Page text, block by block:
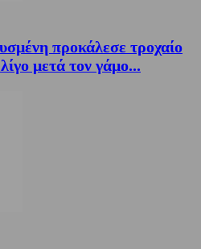
προκάλεσε τροχαίο
μετά τον γάμο...